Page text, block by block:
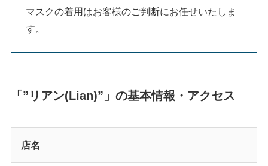
マスクの着用はお客様のご判断にお任せいたしま
す。
「”リアン(Lian)”」の基本情報・アクセス
店名